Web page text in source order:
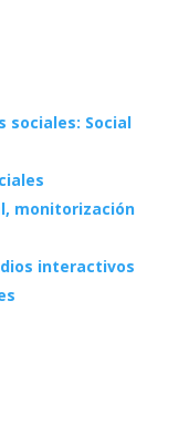
sociales: Social
monitorización
interactivos